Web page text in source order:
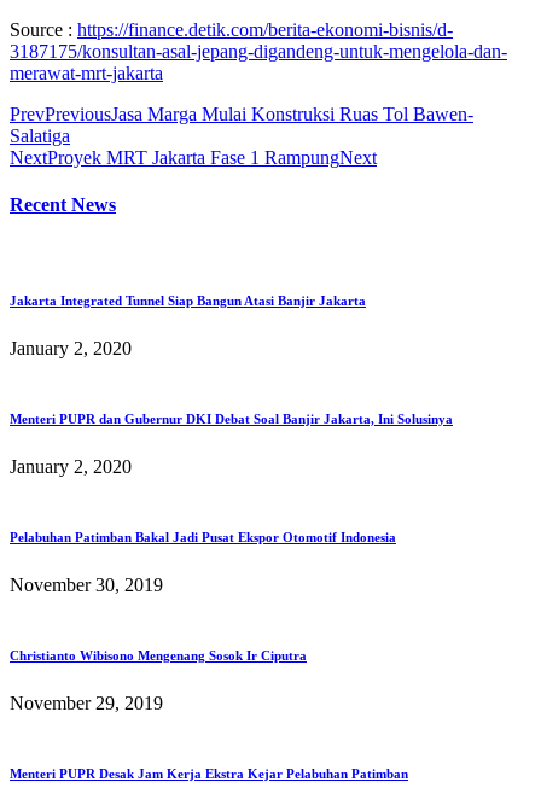
Source : https://finance.detik.com/berita-ekonomi-bisnis/d-
3187175/konsultan-asal-jepang-digandeng-untuk-mengelola-dan-
merawat-mrt-jakarta
PrevPreviousJasa Marga Mulai Konstruksi Ruas Tol Bawen-
Salatiga
NextProyek MRT Jakarta Fase 1 RampungNext
Recent News
Jakarta Integrated Tunnel Siap Bangun Atasi Banjir Jakarta
January 2, 2020
Menteri PUPR dan Gubernur DKI Debat Soal Banjir Jakarta, Ini Solusinya
January 2, 2020
Pelabuhan Patimban Bakal Jadi Pusat Ekspor Otomotif Indonesia
November 30, 2019
Christianto Wibisono Mengenang Sosok Ir Ciputra
November 29, 2019
Menteri PUPR Desak Jam Kerja Ekstra Kejar Pelabuhan Patimban